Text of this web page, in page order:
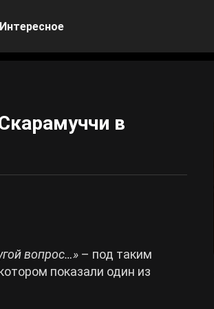
Интересное
в
вопрос…» – под таким
показали один из